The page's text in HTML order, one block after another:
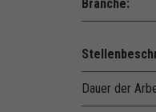
Branche:
Dauer der